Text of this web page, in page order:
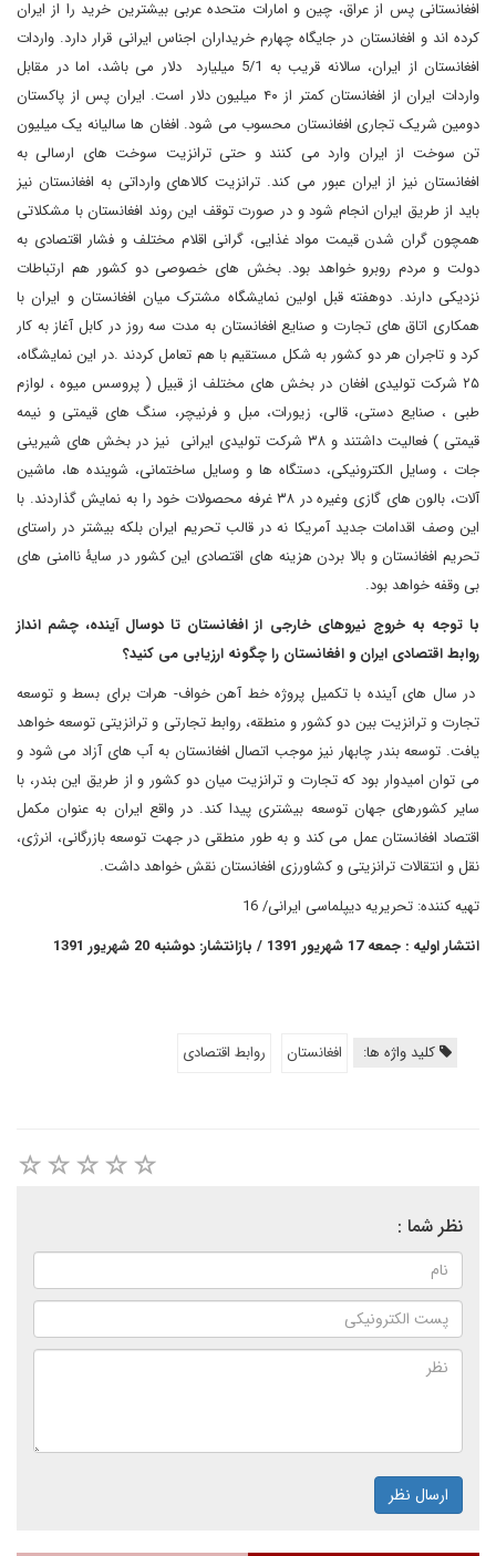
افغانستانی پس از عراق، چین و امارات متحده عربی بیشترین خرید را از ایران
کرده اند و افغانستان در جایگاه چهارم خریداران اجناس ایرانی قرار دارد. واردات
افغانستان از ایران، سالانه قریب به 5/1 میلیارد دلار می باشد، اما در مقابل
واردات ایران از افغانستان کمتر از ۴۰ میلیون دلار است. ایران پس از پاکستان
دومین شریک تجاری افغانستان محسوب می شود. افغان ها سالیانه یک میلیون
تن سوخت از ایران وارد می کنند و حتی ترانزیت سوخت های ارسالی به
افغانستان نیز از ایران عبور می کند. ترانزیت کالاهای وارداتی به افغانستان نیز
باید از طریق ایران انجام شود و در صورت توقف این روند افغانستان با مشکلاتی
همچون گران شدن قیمت مواد غذایی، گرانی اقلام مختلف و فشار اقتصادی به
دولت و مردم روبرو خواهد بود. بخش های خصوصی دو کشور هم ارتباطات
نزدیکی دارند. دوهفته قبل اولین نمایشگاه مشترک میان افغانستان و ایران با
همکاری اتاق های تجارت و صنایع افغانستان به مدت سه روز در کابل آغاز به کار
کرد و تاجران هر دو کشور به شکل مستقیم با هم تعامل کردند .در این نمایشگاه،
۲۵ شرکت تولیدی افغان در بخش های مختلف از قبیل ( پروسس میوه ، لوازم
طبی ، صنایع دستی، قالی، زیورات، مبل و فرنیچر، سنگ های قیمتی و نیمه
قیمتی ) فعالیت داشتند و ۳۸ شرکت تولیدی ایرانی نیز در بخش های شیرینی
جات ، وسایل الکترونیکی، دستگاه ها و وسایل ساختمانی، شوینده ها، ماشین
آلات، بالون های گازی وغیره در ۳۸ غرفه محصولات خود را به نمایش گذاردند. با
این وصف اقدامات جدید آمریکا نه در قالب تحریم ایران بلکه بیشتر در راستای
تحریم افغانستان و بالا بردن هزینه های اقتصادی این کشور در سایۀ ناامنی های
بی وقفه خواهد بود.
با توجه به خروج نیروهای خارجی از افغانستان تا دوسال آینده، چشم انداز
روابط اقتصادی ایران و افغانستان را چگونه ارزیابی می کنید؟
در سال های آینده با تکمیل پروژه خط آهن خواف- هرات برای بسط و توسعه
تجارت و ترانزیت بین دو کشور و منطقه، روابط تجارتی و ترانزیتی توسعه خواهد
یافت. توسعه بندر چابهار نیز موجب اتصال افغانستان به آب های آزاد می شود و
می توان امیدوار بود که تجارت و ترانزیت میان دو کشور و از طریق این بندر، با
سایر کشورهای جهان توسعه بیشتری پیدا کند. در واقع ایران به عنوان مکمل
اقتصاد افغانستان عمل می کند و به طور منطقی در جهت توسعه بازرگانی، انرژی،
نقل و انتقالات ترانزیتی و کشاورزی افغانستان نقش خواهد داشت.
تهیه کننده: تحریریه دیپلماسی ایرانی/ 16
انتشار اولیه : جمعه 17 شهریور 1391 / بازانتشار: دوشنبه 20 شهریور 1391
کلید واژه ها: افغانستان روابط اقتصادی
نظر شما :
ارسال نظر